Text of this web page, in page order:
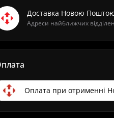
Доставка Новою
Адреси найближчих
Оплата при отрименні